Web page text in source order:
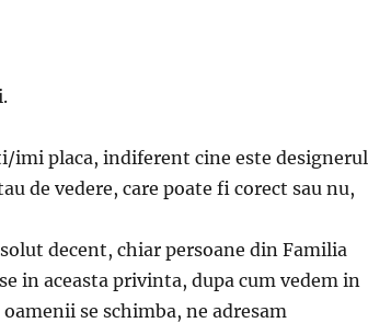
imi placa, indiferent cine este designerul
de vedere, care poate fi corect sau nu,
decent, chiar persoane din Familia
in aceasta privinta, dupa cum vedem in
se schimba, ne adresam